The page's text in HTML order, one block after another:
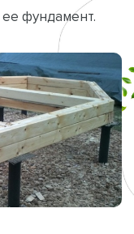
фундамент.